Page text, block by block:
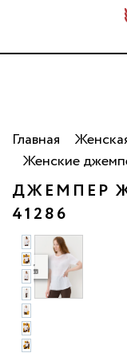
Трикотаж для
Главная
Женские
ДЖЕМПЕР
41286